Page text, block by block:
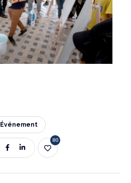
Événement
80